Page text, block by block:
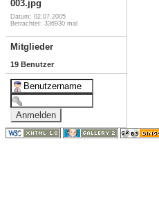
003.jpg
Datum: 02.07.2005
Betrachtet: 336930 mal
Mitglieder
19 Benutzer